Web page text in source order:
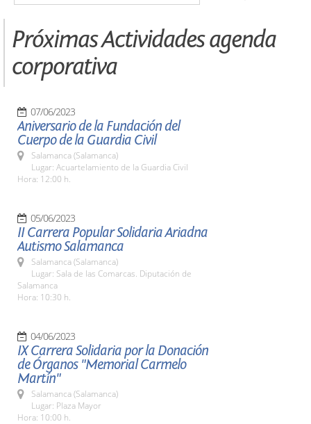
Próximas Actividades agenda
corporativa
07/06/2023
Aniversario de la Fundación del
Cuerpo de la Guardia Civil
Salamanca (Salamanca)
Lugar: Acuartelamiento de la Guardia Civil
Hora: 12:00 h.
05/06/2023
II Carrera Popular Solidaria Ariadna
Autismo Salamanca
Salamanca (Salamanca)
Lugar: Sala de las Comarcas. Diputación de
Salamanca
Hora: 10:30 h.
04/06/2023
IX Carrera Solidaria por la Donación
de Órganos "Memorial Carmelo
Martín"
Salamanca (Salamanca)
Lugar: Plaza Mayor
Hora: 10:00 h.